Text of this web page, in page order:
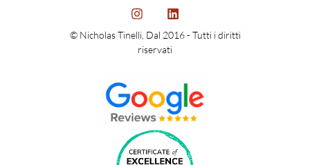
© Nicholas Tinelli, Dal 2016 - Tutti i diritti
riservati